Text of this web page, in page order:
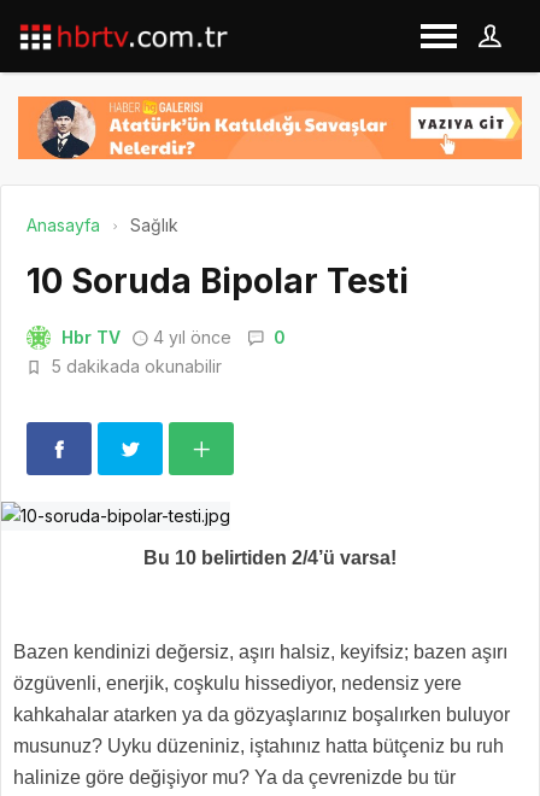
Anasayfa Sağlık
10 Soruda Bipolar Testi
Hbr TV 4 yıl önce
0
5 dakikada okunabilir
Bu 10 belirtiden 2/4’ü varsa!
Bazen kendinizi değersiz, aşırı halsiz, keyifsiz; bazen aşırı
özgüvenli, enerjik, coşkulu hissediyor, nedensiz yere
kahkahalar atarken ya da gözyaşlarınız boşalırken buluyor
musunuz? Uyku düzeniniz, iştahınız hatta bütçeniz bu ruh
halinize göre değişiyor mu? Ya da çevrenizde bu tür